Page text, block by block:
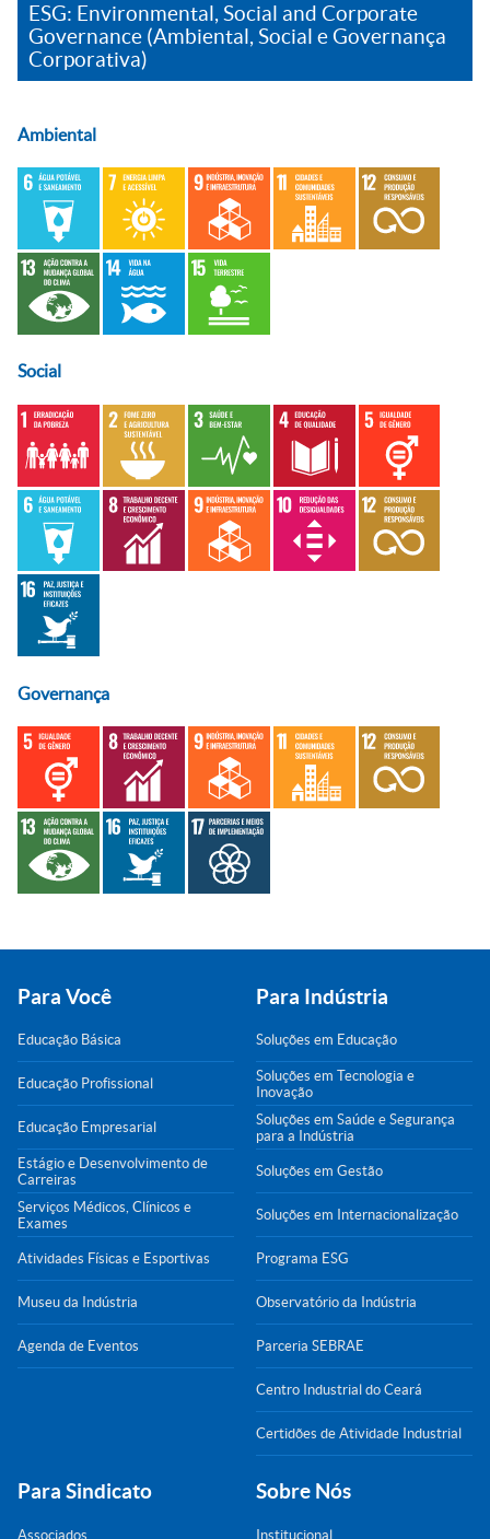
ESG: Environmental, Social and Corporate
Governance (Ambiental, Social e Governança
Corporativa)
Ambiental
Social
Governança
Para Você
Educação Básica
Educação Profissional
Educação Empresarial
Estágio e Desenvolvimento de
Carreiras
Serviços Médicos, Clínicos e
Exames
Atividades Físicas e Esportivas
Museu da Indústria
Agenda de Eventos
Para Indústria
Soluções em Educação
Soluções em Tecnologia e
Inovação
Soluções em Saúde e Segurança
para a Indústria
Soluções em Gestão
Soluções em Internacionalização
Programa ESG
Observatório da Indústria
Parceria SEBRAE
Centro Industrial do Ceará
Certidões de Atividade Industrial
Para Sindicato
Associados
Sobre Nós
Institucional